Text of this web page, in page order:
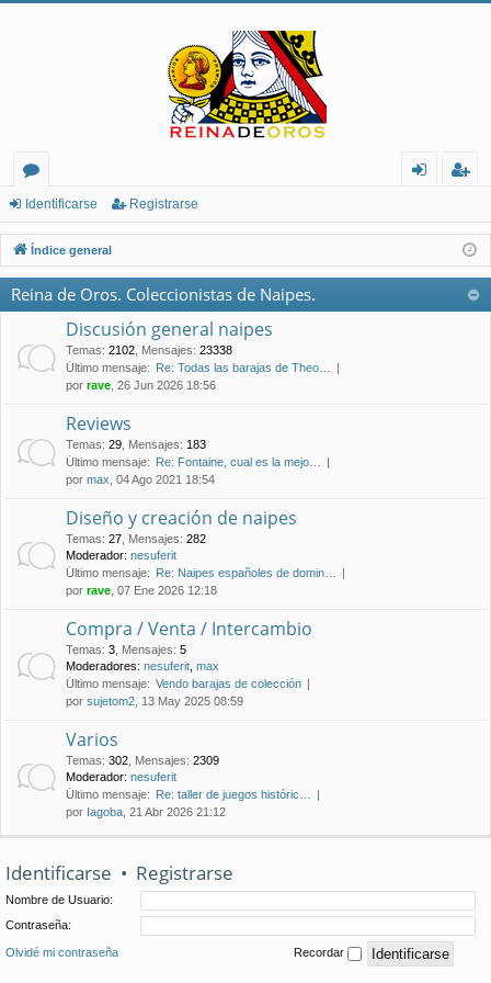
or
os
nt
ifi
ist
ra
Identificarse Registrarse
Índice general
Reina de Oros. Coleccionistas de Naipes.
Discusión general naipes
Temas: 2102 Mensajes: 23338
Último mensaje: Re: Todas las barajas de Theo…
por rave , 26 Jun 2026 18:56
Reviews
Temas: 29 Mensajes: 183
Último mensaje: Re: Fontaine, cual es la mejo…
por max , 04 Ago 2021 18:54
Diseño y creación de naipes
Temas: 27 Mensajes: 282
Moderador: nesuferit
Último mensaje: Re: Naipes españoles de domin…
por rave , 07 Ene 2026 12:18
Compra / Venta / Intercambio
Temas: 3 Mensajes: 5
Moderadores: nesuferit max
Último mensaje: Vendo barajas de colección
por sujetom2 , 13 May 2025 08:59
Varios
Temas: 302 Mensajes: 2309
Moderador: nesuferit
Último mensaje: Re: taller de juegos históric…
por Iagoba , 21 Abr 2026 21:12
Identificarse • Registrarse
Nombre de Usuario:
Contraseña:
Olvidé mi contraseña Recordar